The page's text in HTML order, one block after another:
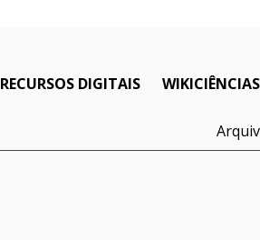
RECURSOS DIGITAIS WIKICIÊNCIAS